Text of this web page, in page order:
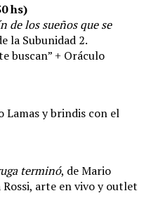
hs)
de los sueños que se
la Subunidad 2.
buscan” + Oráculo
y brindis con el
terminó, de Mario
arte en vivo y outlet